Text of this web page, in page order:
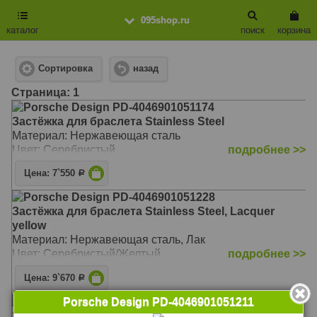
095shop.ru
каталог
корзина
поиск
Сортировка назад
Cтраница: 1
Porsche Design PD-4046901051174
Застёжка для браслета Stainless Steel
Материал: Нержавеющая сталь
Цвет: Серебристый
подробнее >>
Цена: 7`550 Р
Porsche Design PD-4046901051228
Застёжка для браслета Stainless Steel, Lacquer
yellow
Материал: Нержавеющая сталь, Лак
Цвет: Серебристый/Желтый
подробнее >>
Цена: 9`670 Р
Porsche Design PD-4046901051181
Porsche Design PD-4046901051211